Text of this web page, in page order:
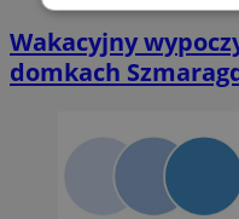
Wakacyjny
domkach
Niezbędne